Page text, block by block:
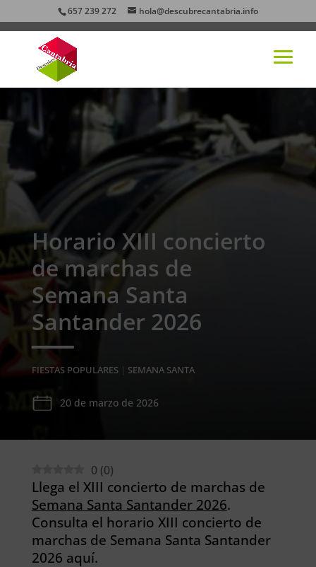
657 239 272 hola@descubrecantabria.info
Horario XIII concierto
de marchas de
Semana Santa
Santander 2026
FIESTAS POPULARES| SEMANA SANTA
20 de marzo de 2026
0 (0)
Llega el XIII concierto de marchas de
Semana Santa Santander 2026.
Consulta el horario XIII concierto de
marchas de Semana Santa Santander
2026 aquí.